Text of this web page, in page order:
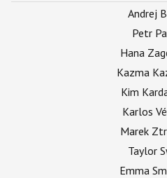
Andrej
Petr
Hana
Kazma
Kim
Karlos
Marek
Taylor
Emma